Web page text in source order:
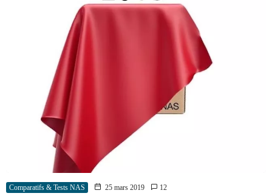
Comparatifs & Tests NAS 25 mars 2019 12